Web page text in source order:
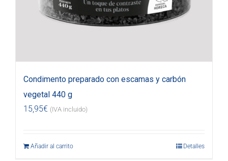
Condimento preparado con escamas y carbón
vegetal 440 g
15,95€ (IVA incluido)
Añadir al carrito Detalles